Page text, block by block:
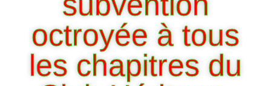
octroyée à tous
les chapitres du